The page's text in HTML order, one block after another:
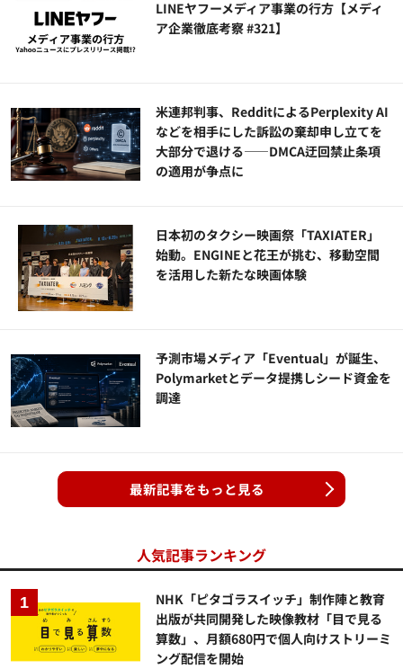
LINEヤフーメディア事業の行方【メディ
ア企業徹底考察 #321】
米連邦判事、RedditによるPerplexity AI
などを相手にした訴訟の棄却申し立てを
大部分で退ける——DMCA迂回禁止条項
の適用が争点に
日本初のタクシー映画祭「TAXIATER」
始動。ENGINEと花王が挑む、移動空間
を活用した新たな映画体験
予測市場メディア「Eventual」が誕生、
Polymarketとデータ提携しシード資金を
調達
最新記事をもっと見る
人気記事ランキング
NHK「ピタゴラスイッチ」制作陣と教育
出版が共同開発した映像教材「目で見る
算数」、月額680円で個人向けストリーミ
ング配信を開始